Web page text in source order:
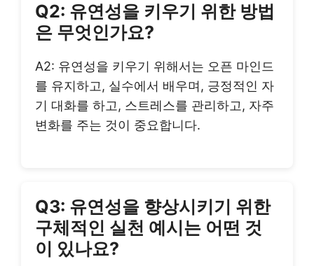
Q2: 유연성을 키우기 위한 방법
은 무엇인가요?
A2: 유연성을 키우기 위해서는 오픈 마인드
를 유지하고, 실수에서 배우며, 긍정적인 자
기 대화를 하고, 스트레스를 관리하고, 자주
변화를 주는 것이 중요합니다.
Q3: 유연성을 향상시키기 위한
구체적인 실천 예시는 어떤 것
이 있나요?